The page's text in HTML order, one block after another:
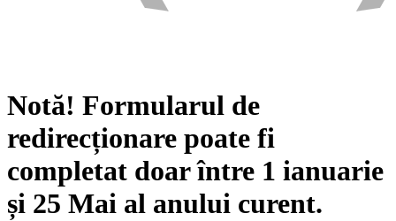
Notă! Formularul de
redirecționare poate fi
completat doar între 1 ianuarie
și 25 Mai al anului curent.